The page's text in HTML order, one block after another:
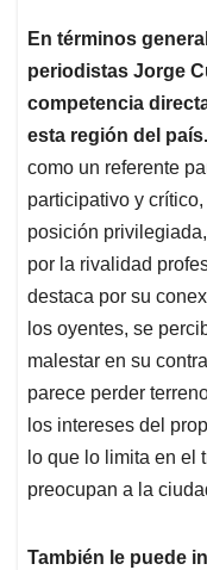
En términos
periodistas Jorge
competencia
esta región del país.
como un referente
participativo y
posición
por la rivalidad
destaca por su
los oyentes, se
malestar en su
parece perder
los intereses del
lo que lo limita en el
preocupan a la
También le puede